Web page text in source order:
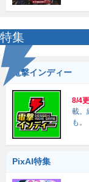
特集
電撃インディー
8/4
載。
も。
PixAI特集